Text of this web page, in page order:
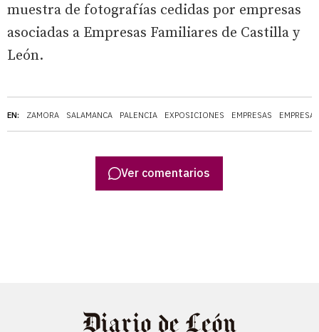
EN: ZAMORA SALAMANCA PALENCIA EXPOSICIONES EMPRESAS
muestra de fotografías cedidas por empresas
asociadas a Empresas Familiares de Castilla y
León.
Ver comentarios